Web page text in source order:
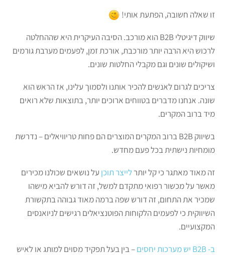
זו שאלה חשובה, הפתעת אותי!
שיווק דיגיטלי B2B הוא מורכב. הסיבה העיקרית היא שההחלטה
לרכוש היא הרבה יותר מורכבת, אורכת זמן, לפעמים מערבת גורמים
ושיקולים שונים וגם מקבלי החלטות שונים.
צריכים לגרום לאנשים להכיר אותנו ולסמוך עלינו, אז הראש הוא
שונה. אנחנו מדברים בטווחים ארוכים יותר, בתוצאות שלא רואים
מיד ברוב המקרים.
בשיווק B2B ברוב המקרים המוצרים הם פחות טריוויאלים – נדרשת
מומחיות נישתית בכל פעם מחדש.
זה מאוד מאתגר כי קל יותרלייצר תוכן על נושאים שכולנו מכירים
מאשר על מכשור רפואי מתקדם למשל, זה דורש להביא מישהו
שמכיר את התחום, זה דורש שפה ברמה מאוד גבוהה בתקשורת
השיווקית כי לפעמים הלקוחות הפוטנציאלים רגישים לניואנסים
המקצועיים.
ב- B2B יש מערכות יחסים
– בין בעל תפקיד מסוים למותג או לאיש